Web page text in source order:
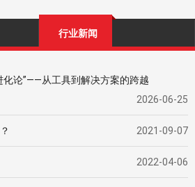
行业新闻
化论”——从工具到解决方案的跨越
2026-06-25
2021-09-07
2022-04-06